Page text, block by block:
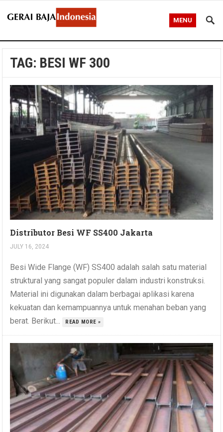
MENU
TAG: BESI WF 300
Distributor Besi WF SS400 Jakarta
JULY 16, 2024
Besi Wide Flange (WF) SS400 adalah salah satu material
struktural yang sangat populer dalam industri konstruksi.
Material ini digunakan dalam berbagai aplikasi karena
kekuatan dan kemampuannya untuk menahan beban yang
berat. Berikut...
READ MORE »